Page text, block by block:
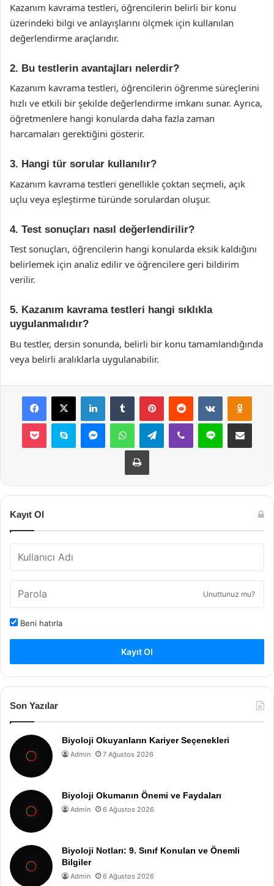
Kazanım kavrama testleri, öğrencilerin belirli bir konu
üzerindeki bilgi ve anlayışlarını ölçmek için kullanılan
değerlendirme araçlarıdır.
2. Bu testlerin avantajları nelerdir?
Kazanım kavrama testleri, öğrencilerin öğrenme süreçlerini
hızlı ve etkili bir şekilde değerlendirme imkanı sunar. Ayrıca,
öğretmenlere hangi konularda daha fazla zaman
harcamaları gerektiğini gösterir.
3. Hangi tür sorular kullanılır?
Kazanım kavrama testleri genellikle çoktan seçmeli, açık
uçlu veya eşleştirme türünde sorulardan oluşur.
4. Test sonuçları nasıl değerlendirilir?
Test sonuçları, öğrencilerin hangi konularda eksik kaldığını
belirlemek için analiz edilir ve öğrencilere geri bildirim
verilir.
5. Kazanım kavrama testleri hangi sıklıkla
uygulanmalıdır?
Bu testler, dersin sonunda, belirli bir konu tamamlandığında
veya belirli aralıklarla uygulanabilir.
Facebook
X LinkedInTumblr PinterestReddit VKontakte
Pocket Skype MessengerWhatsAppTelegramViber Line E-Posta ile
Yazdır
Kayıt Ol
Unuttunuz mu?
Beni hatırla
Kayıt Ol
Son Yazılar
Biyoloji Okuyanların Kariyer Seçenekleri
Admin 7 Ağustos 2026
Biyoloji Okumanın Önemi ve Faydaları
Admin 6 Ağustos 2026
Biyoloji Notları: 9. Sınıf Konuları ve Önemli
Bilgiler
Admin 6 Ağustos 2026